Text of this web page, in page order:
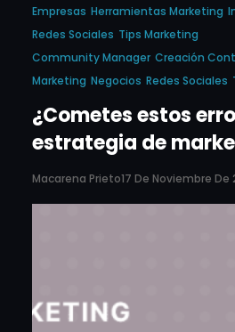
Empresas Herramientas Marketing
Redes Sociales Tips Marketing
Community Manager Creación
Marketing Negocios Redes Sociales
¿Cometes estos
estrategia de
Macarena Prieto17 De Noviembre De